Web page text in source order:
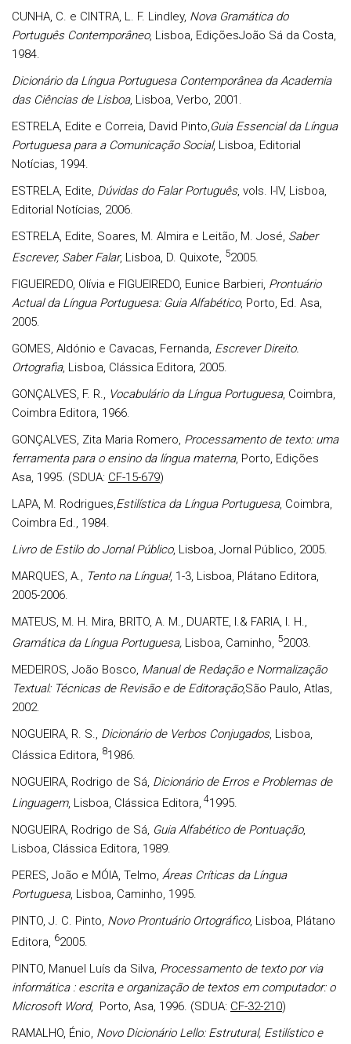
CUNHA, C. e CINTRA, L. F. Lindley, Nova Gramática do
Português Contemporâneo, Lisboa, EdiçõesJoão Sá da Costa,
1984.
Dicionário da Língua Portuguesa Contemporânea da Academia
das Ciências de Lisboa, Lisboa, Verbo, 2001.
ESTRELA, Edite e Correia, David Pinto,Guia Essencial da Língua
Portuguesa para a Comunicação Social, Lisboa, Editorial
Notícias, 1994.
ESTRELA, Edite, Dúvidas do Falar Português, vols. I-IV, Lisboa,
Editorial Notícias, 2006.
ESTRELA, Edite, Soares, M. Almira e Leitão, M. José, Saber
Escrever, Saber Falar, Lisboa, D. Quixote, 52005.
FIGUEIREDO, Olívia e FIGUEIREDO, Eunice Barbieri, Prontuário
Actual da Língua Portuguesa: Guia Alfabético, Porto, Ed. Asa,
2005.
GOMES, Aldónio e Cavacas, Fernanda, Escrever Direito.
Ortografia, Lisboa, Clássica Editora, 2005.
GONÇALVES, F. R., Vocabulário da Língua Portuguesa, Coimbra,
Coimbra Editora, 1966.
GONÇALVES, Zita Maria Romero, Processamento de texto: uma
ferramenta para o ensino da língua materna, Porto, Edições
Asa, 1995. (SDUA: CF-15-679)
LAPA, M. Rodrigues,Estilística da Língua Portuguesa, Coimbra,
Coimbra Ed., 1984.
Livro de Estilo do Jornal Público, Lisboa, Jornal Público, 2005.
MARQUES, A., Tento na Língua!, 1-3, Lisboa, Plátano Editora,
2005-2006.
MATEUS, M. H. Mira, BRITO, A. M., DUARTE, I.& FARIA, I. H.,
Gramática da Língua Portuguesa, Lisboa, Caminho, 52003.
MEDEIROS, João Bosco, Manual de Redação e Normalização
Textual: Técnicas de Revisão e de Editoração,São Paulo, Atlas,
2002.
NOGUEIRA, R. S., Dicionário de Verbos Conjugados, Lisboa,
Clássica Editora, 81986.
NOGUEIRA, Rodrigo de Sá, Dicionário de Erros e Problemas de
Linguagem, Lisboa, Clássica Editora, 41995.
NOGUEIRA, Rodrigo de Sá, Guia Alfabético de Pontuação,
Lisboa, Clássica Editora, 1989.
PERES, João e MÓIA, Telmo, Áreas Críticas da Língua
Portuguesa, Lisboa, Caminho, 1995.
PINTO, J. C. Pinto, Novo Prontuário Ortográfico, Lisboa, Plátano
Editora, 62005.
PINTO, Manuel Luís da Silva, Processamento de texto por via
informática : escrita e organização de textos em computador: o
Microsoft Word, Porto, Asa, 1996. (SDUA: CF-32-210)
RAMALHO, Énio, Novo Dicionário Lello: Estrutural, Estilístico e